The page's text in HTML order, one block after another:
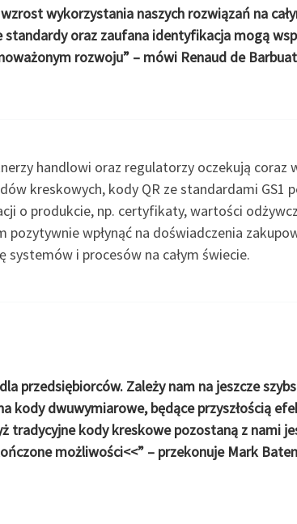
wykorzystania naszych rozwiązań na
oraz zaufana identyfikacja mogą
rozwoju” – mówi Renaud de
handlowi oraz regulatorzy oczekują coraz
kreskowych, kody QR ze standardami GS1
o produkcie, np. certyfikaty, wartości
wpłynąć na doświadczenia
i procesów na całym świecie.
przedsiębiorców. Zależy nam na jeszcze
kody dwuwymiarowe, będące przyszłością
kody kreskowe pozostaną z nami
możliwości<<” – przekonuje Mark